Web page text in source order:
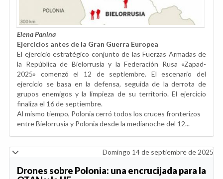
Elena Panina
Ejercicios antes de la Gran Guerra Europea
El ejercicio estratégico conjunto de las Fuerzas Armadas de
la República de Bielorrusia y la Federación Rusa «Zapad-
2025» comenzó el 12 de septiembre. El escenario del
ejercicio se basa en la defensa, seguida de la derrota de
grupos enemigos y la limpieza de su territorio. El ejercicio
finaliza el 16 de septiembre.
Al mismo tiempo, Polonia cerró todos los cruces fronterizos
entre Bielorrusia y Polonia desde la medianoche del 12...
Domingo 14 de septiembre de 2025
Drones sobre Polonia: una encrucijada para la